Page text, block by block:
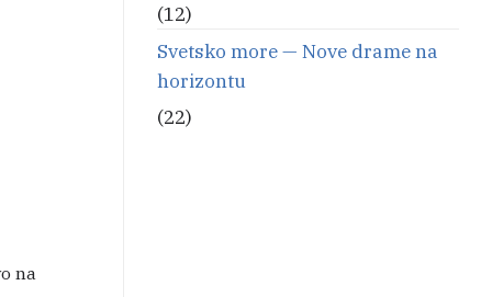
na
(12)
Svetsko more — Nove drame na
horizontu
(22)